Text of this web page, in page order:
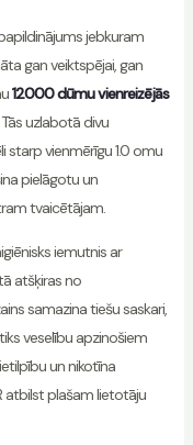
jebkuram
gan veiktspējai, gan
12000 dūmu vienreizējās
uzlabotā divu
starp vienmērīgu 1.0 omu
pielāgotu un
tvaicētājam.
iemutnis ar
atšķiras no
samazina tiešu saskari,
veselību apzinošiem
un nikotīna
atbilst plašam lietotāju